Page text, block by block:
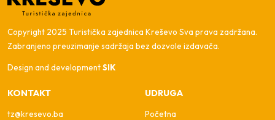
Copyright 2025 Turistička zajednica Kreševo Sva prava zadržana.
Zabranjeno preuzimanje sadržaja bez dozvole izdavača.
Design and developmentSIK
KONTAKT
tz@kresevo.ba
UDRUGA
Početna